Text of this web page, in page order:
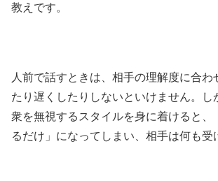
教えです。
人前で話すときは、相手の理解度に合わ
たり遅くしたりしないといけません。し
衆を無視するスタイルを身に着けると、
るだけ」になってしまい、相手は何も受